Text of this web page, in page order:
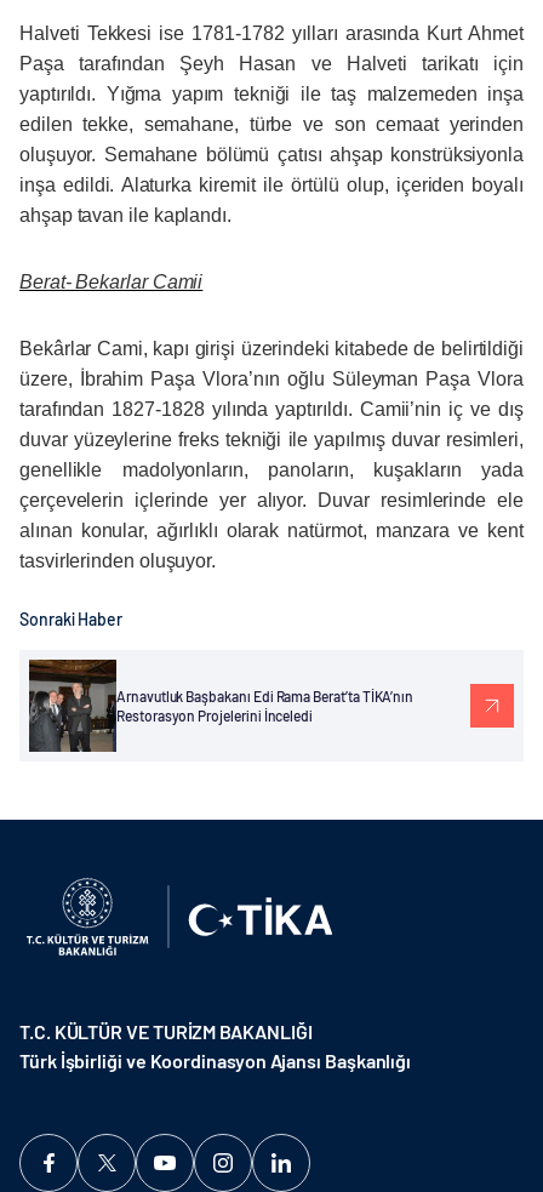
Halveti Tekkesi ise 1781-1782 yılları arasında Kurt Ahmet
Paşa tarafından Şeyh Hasan ve Halveti tarikatı için
yaptırıldı. Yığma yapım tekniği ile taş malzemeden inşa
edilen tekke, semahane, türbe ve son cemaat yerinden
oluşuyor. Semahane bölümü çatısı ahşap konstrüksiyonla
inşa edildi. Alaturka kiremit ile örtülü olup, içeriden boyalı
ahşap tavan ile kaplandı.
Berat- Bekarlar Camii
Bekârlar Cami, kapı girişi üzerindeki kitabede de belirtildiği
üzere, İbrahim Paşa Vlora’nın oğlu Süleyman Paşa Vlora
tarafından 1827-1828 yılında yaptırıldı. Camii’nin iç ve dış
duvar yüzeylerine freks tekniği ile yapılmış duvar resimleri,
genellikle madolyonların, panoların, kuşakların yada
çerçevelerin içlerinde yer alıyor. Duvar resimlerinde ele
alınan konular, ağırlıklı olarak natürmot, manzara ve kent
tasvirlerinden oluşuyor.
Sonraki Haber
Arnavutluk Başbakanı Edi Rama Berat’ta TİKA’nın
Restorasyon Projelerini İnceledi
T.C. KÜLTÜR VE TURİZM BAKANLIĞI
Türk İşbirliği ve Koordinasyon Ajansı Başkanlığı